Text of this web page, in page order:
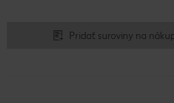
Pridať suroviny na